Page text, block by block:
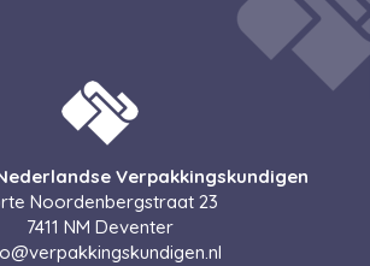
Verpakkingskundigen
Noordenbergstraat 23
7411 NM Deventer
@verpakkingskundigen.nl